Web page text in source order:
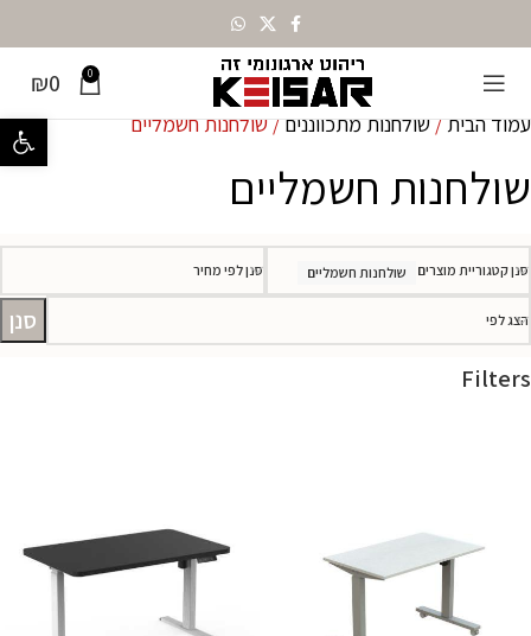
פתח
0
₪0
עמוד הבית שולחנות מתכווננים שולחנות חשמליים
שולחנות חשמליים
סנן קטגוריית מוצרים שולחנות חשמליים סנן לפי מחיר
הצג לפי
סנן
Filters